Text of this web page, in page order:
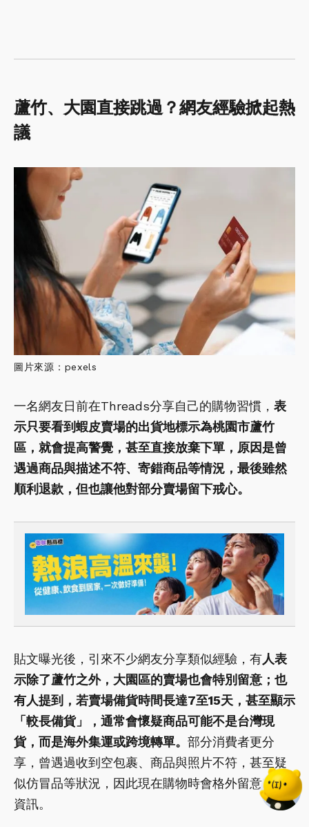
蘆竹、大園直接跳過？網友經驗掀起熱
議
圖片來源：pexels
一名網友日前在Threads分享自己的購物習慣， 表
示只要看到蝦皮賣場的出貨地標示為桃園市蘆竹
區，就會提高警覺，甚至直接放棄下單，原因是曾
遇過商品與描述不符、寄錯商品等情況，最後雖然
順利退款，但也讓他對部分賣場留下戒心。
貼文曝光後，引來不少網友分享類似經驗，有人表
示除了蘆竹之外，大園區的賣場也會特別留意；也
有人提到，若賣場備貨時間長達7至15天，甚至顯示
「較長備貨」，通常會懷疑商品可能不是台灣現
貨，而是海外集運或跨境轉單。 部分消費者更分
享，曾遇過收到空包裹、商品與照片不符，甚至疑
似仿冒品等狀況，因此現在購物時會格外留意出貨
資訊。